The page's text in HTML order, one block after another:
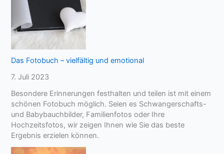
Das Fotobuch – vielfältig und emotional
7. Juli 2023
Besondere Erinnerungen festhalten und teilen ist mit einem
schönen Fotobuch möglich. Seien es Schwangerschafts-
und Babybauchbilder, Familienfotos oder Ihre
Hochzeitsfotos, wir zeigen Ihnen wie Sie das beste
Ergebnis erzielen können.